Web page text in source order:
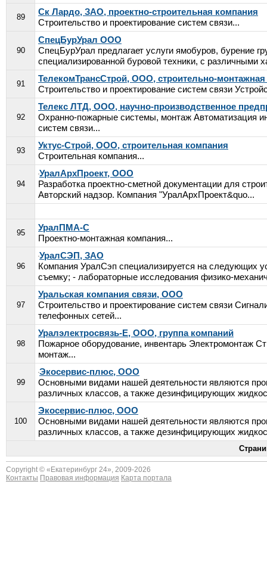
89
Ск Лардо, ЗАО, проектно-строительная компания
Строительство и проектирование систем связи...
90
СпецБурУрал ООО
СпецБурУрал предлагает услуги ямобуров, бурение
специализированной буровой техники, с различными
91
ТелекомТрансСтрой, ООО, строительно-
Строительство и проектирование систем связи
92
Телекс ЛТД, ООО, научно-производственное
Охранно-пожарные системы, монтаж Автоматизация
систем связи...
93
Уктус-Строй, ООО, строительная компания
Строительная компания...
94
УралАрхПроект, ООО
Разработка проектно-сметной документации для
Авторский надзор. Компания "УралАрхПроект&quo...
95
УралПМА-С
Проектно-монтажная компания...
96
УралСЭП, ЗАО
Компания УралСэп специализируется на следующих
съемку; - лабораторные исследования физико-
97
Уральская компания связи, ООО
Строительство и проектирование систем связи
телефонных сетей...
98
Уралэлектросвязь-Е, ООО, группа компаний
Пожарное оборудование, инвентарь Электромонтаж
монтаж...
99
Экосервис-плюс, ООО
Основными видами нашей деятельности являются
различных классов, а также дезинфицирующих
100
Экосервис-плюс, ООО
Основными видами нашей деятельности являются
различных классов, а также дезинфицирующих
Copyright © « Екатеринбург 24», 2009-2026
Контакты Правовая информация Карта портала